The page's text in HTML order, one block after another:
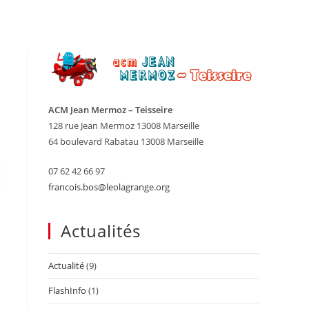
ACM Jean Mermoz – Teisseire
128 rue Jean Mermoz 13008 Marseille
64 boulevard Rabatau 13008 Marseille
07 62 42 66 97
francois.bos@leolagrange.org
Actualités
Actualité(9)
FlashInfo (1)